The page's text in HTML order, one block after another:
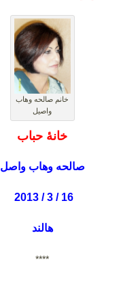
خانم صالحه وهاب
واصیل
خانۀ حباب
صالحه وهاب واصل
16 / 3 / 2013
هالند
****